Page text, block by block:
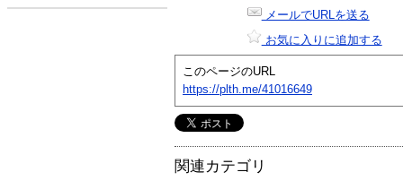
メールでURLを送る
お気に入りに追加する
このページのURL
https://plth.me/41016649
関連カテゴリ